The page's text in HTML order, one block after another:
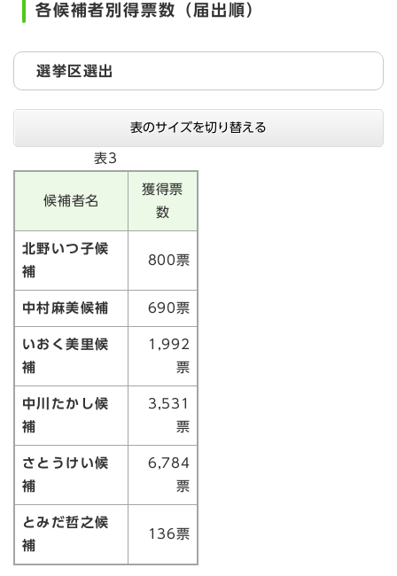
各候補者別得票数（届出順）
選挙区選出
表のサイズを切り替える
表3
候補者名
獲得票
数
北野いつ子候
補
800票
中村麻美候補 690票
いおく美里候
補
1,992
票
中川たかし候
補
3,531
票
さとうけい候
補
6,784
票
とみだ哲之候
補
136票